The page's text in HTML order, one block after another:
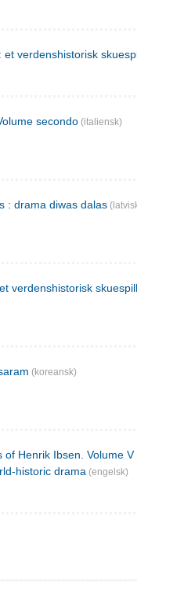
verdenshistorisk skuespil
secondo (italiensk)
: drama diwas dalas (latvisk)
verdenshistorisk skuespill (1873)
(koreansk)
Henrik Ibsen. Volume V : Emperor
historic drama (engelsk)